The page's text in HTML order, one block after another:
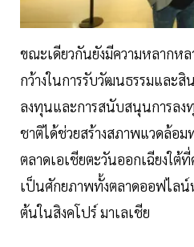
ขณะเดียวกันยังมีความหลากห
กว้างในการรับวัฒนธรรมและสิ
ลงทุนและการสนับสนุนการลง
ชาติได้ช่วยสร้างสภาพแวดล้อม
ตลาดเอเชียตะวันออกเฉียงใต้
เป็นศักยภาพทั้งตลาดออฟไลน์
ต้นในสิงคโปร์ มาเลเชีย